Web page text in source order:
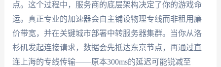
点。这个过程中，服务商的底层架构决定了你的游戏命
运。真正专业的加速器会自主铺设物理专线而非租用廉
价带宽，并在关键城市部署中转服务器集群。当你从洛
杉矶发起连接请求，数据会先抵达东京节点，再通过直
连上海的专线传输——原本300ms的延迟可能锐减至